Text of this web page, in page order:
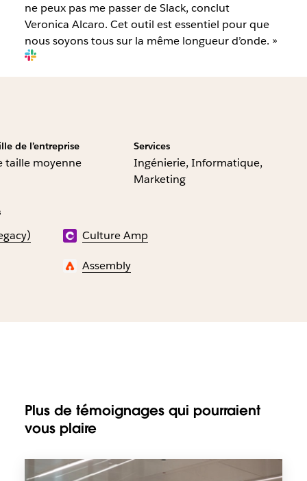
ne peux pas me passer de Slack, conclut
Veronica Alcaro. Cet outil est essentiel pour que
nous soyons tous sur la même longueur d’onde. »
de l’entreprise
taille moyenne
Services
Ingénierie, Informatique,
Marketing
Culture Amp
Assembly
Plus de témoignages qui pourraient
vous plaire